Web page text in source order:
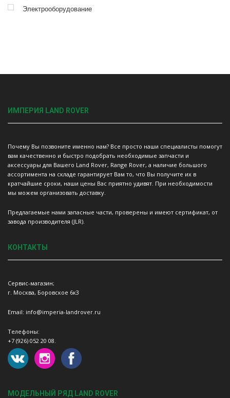
Электрооборудование
ИМПЕРИЯ LAND ROVER
Почему Вы позвоните именно нам? Все просто наши специалисты помогут
вам качественно и быстро подобрать необходимые запчасти и
аксессуары для Вашего Land Rover, Range Rover, а наличие большого
ассортимента на складе гарантирует Вам то, что Вы получите их в
кратчайшие сроки, наши цены Вас приятно удивят. При необходимости
мы можем организовать доставку.
Предлагаемые нами запасные части, проверены и имеют сертификат, от
завода производителя (JLR).
КОНТАКТЫ
Сервис-магазин;
г. Москва, Боровское 6к3
Email: info@imperia-landrover.ru
Телефоны:
+7 (926) 052 20 08.
МОДЕЛЬНЫЙ РЯД LAND ROVER